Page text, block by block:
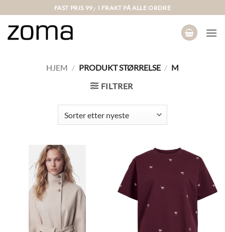
to
content
FAST PRIS 99,- I FRAKT PÅ ALLE ORDRE
HJEM / PRODUKT STØRRELSE / M
FILTRER